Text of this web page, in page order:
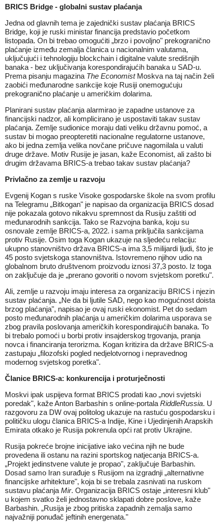
BRICS Bridge - globalni sustav plaćanja
Jedna od glavnih tema je zajednički sustav plaćanja BRICS
Bridge, koji je ruski ministar financija predstavio početkom
listopada. On bi trebao omogućiti „brzo i povoljno" prekogranično
plaćanje između zemalja članica u nacionalnim valutama,
uključujući i tehnologiju blockchain i digitalne valute središnjih
banaka - bez uključivanja korespondirajućih banaka u SAD-u.
Prema pisanju magazina The EconomistMoskva na taj način želi
zaobići međunarodne sankcije koje Rusiji onemogućuju
prekogranično plaćanje u američkim dolarima.
Planirani sustav plaćanja alarmirao je zapadne ustanove za
financijski nadzor, ali komplicirano je uspostaviti takav sustav
plaćanja. Zemlje sudionice moraju dati veliku državnu pomoć, a
sustav bi mogao preopteretiti nacionalne regulatorne ustanove,
ako bi jedna zemlja velika novčane pričuve nagomilala u valuti
druge države. Motiv Rusije je jasan, kaže Economist, ali zašto bi
drugim državama BRICS-a trebao takav sustav plaćanja?
Privlačno za zemlje u razvoju
Evgenij Kogan s ruske Visoke gospodarske škole na svom profilu
na Telegramu „Bitkogan" je napisao da organizacija BRICS dosad
nije pokazala gotovo nikakvu spremnost da Rusiju zaštiti od
međunarodnih sankcija. Tako se Razvojna banka, koju su
osnovale zemlje BRICS-a, 2022. i sama priključila sankcijama
protiv Rusije. Osim toga Kogan ukazuje na sljedeću relaciju:
ukupno stanovništvo država BRICS-a ima 3,5 milijardi ljudi, što je
45 posto svjetskoga stanovništva. Istovremeno njihov udio na
globalnom bruto društvenom proizvodu iznosi 37,3 posto. Iz toga
on zaključuje da je „prerano govoriti o novom svjetskom poretku".
Ali, zemlje u razvoju imaju interesa za organizaciju BRICS i njezin
sustav plaćanja. „Ne da bi ljutile SAD, nego kao mogućnost doista
brzog plaćanja", napisao je ovaj ruski ekonomist. Pet do sedam
posto međunarodnih plaćanja u američkim dolarima usporava se
zbog pravila poslovanja američkih korespondirajućih banaka. To
bi trebalo pomoći u borbi protiv insajderskog trgovanja, pranja
novca i financiranja terorizma. Kogan kritizira da države BRICS-a
zastupaju „filozofski pogled nedjelotvornog i nepravednog
modernog svjetskog poretka".
Članice BRICS-a: konkurencija i proturječnosti
Moskvi ipak uspijeva format BRICS prodati kao „novi svjetski
poredak", kaže Anton Barbashin s online-portala RiddleRussia. U
razgovoru za DW ovaj politolog ukazuje na rastuću gospodarsku i
političku ulogu članica BRICS-a Indije, Kine i Ujedinjenih Arapskih
Emirata otkako je Rusija pokrenula opći rat protiv Ukrajine.
Rusija pokreće brojne inicijative iako većina njih ne bude
provedena ili ostanu na razini sportskog natjecanja BRICS-a.
„Projekt jedinstvene valute je propao", zaključuje Barbashin.
Dosad samo Iran surađuje s Rusijom na izgradnji „alternativne
financijske arhitekture", koja bi se trebala zasnivati na ruskom
sustavu plaćanja Mir. Organizacija BRICS ostaje „interesni klub"
u kojem svatko želi jednostavno sklapati dobre poslove, kaže
Barbashin. „Rusija je zbog pritiska zapadnih zemalja samo
najvažniji ponuđač jeftinih energenata."